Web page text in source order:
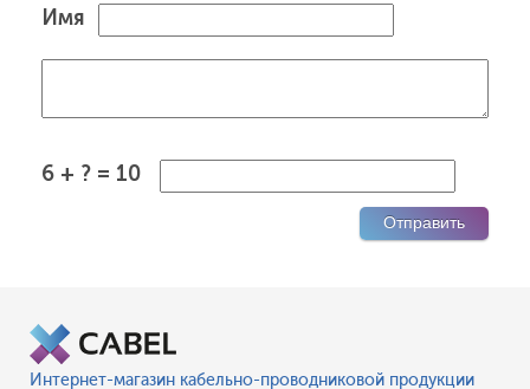
Имя
6 + ? = 10
Интернет-магазин кабельно-проводниковой продукции